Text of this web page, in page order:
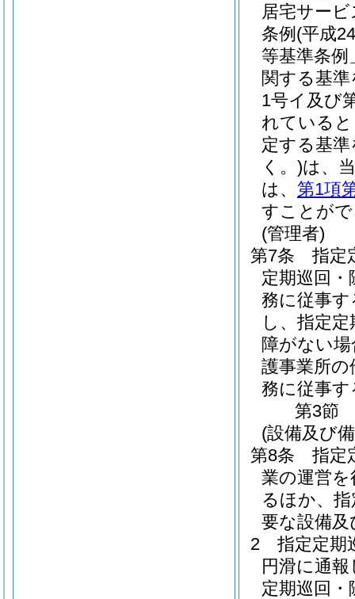
居宅サー
条例 (平成
等基準条
関する基
1号イ及び
れている
定する基
く。)は、
は、 第1項
すことが
(管理者)
第7条
指定
定期巡回
務に従事
し、指定
障がない
護事業所
務に従事
第3節
(設備及び
第8条
指定
業の運営
るほか、
要な設備
2
指定定期
円滑に通
定期巡回